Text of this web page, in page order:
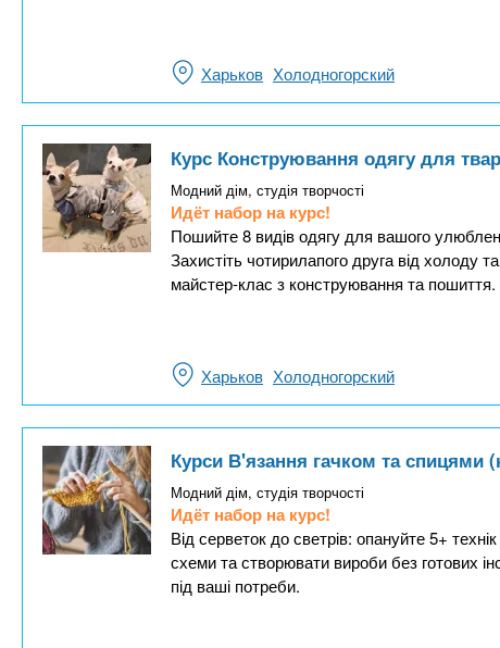
Харьков Холодногорский
Курс Конструювання одягу для
Модний дім, студія творчості
Идёт набор на курс!
Пошийте 8 видів одягу для вашого
Захистіть чотирилапого друга від холоду
майстер-клас з конструювання та пошиття.
Харьков Холодногорский
Курси В'язання гачком та спицями
Модний дім, студія творчості
Идёт набор на курс!
Від серветок до светрів: опануйте 5+
схеми та створювати вироби без готових
під ваші потреби.